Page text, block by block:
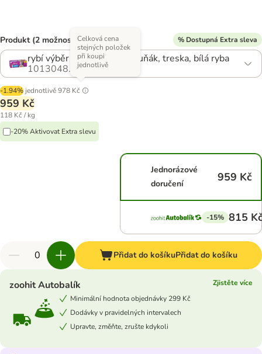
Produkt (2 možností) % Dostupná Extra sleva
rybí výběr v želé - Losos, tuňák, treska, bílá ryba
1013048.9
-1.94% jednotlivě978 Kč
Celková cena
stejných položek
při koupi
jednotlivě
959 Kč
118 Kč / kg
-20% Aktivovat Extra slevu
Jednorázové
doručení
959 Kč
-15% 815
Přidat do košíkuPřidat do košíku
zoohit Autobalík
Zjistěte více
Minimální hodnota objednávky 299 Kč
Dodávky v pravidelných intervalech
Upravte, změňte, zrušte kdykoli